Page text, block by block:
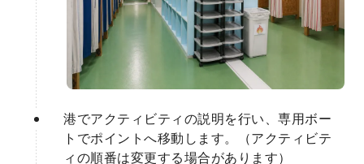
港でアクティビティの説明を行い、専用ボー
トでポイントへ移動します。（アクティビテ
ィの順番は変更する場合があります）